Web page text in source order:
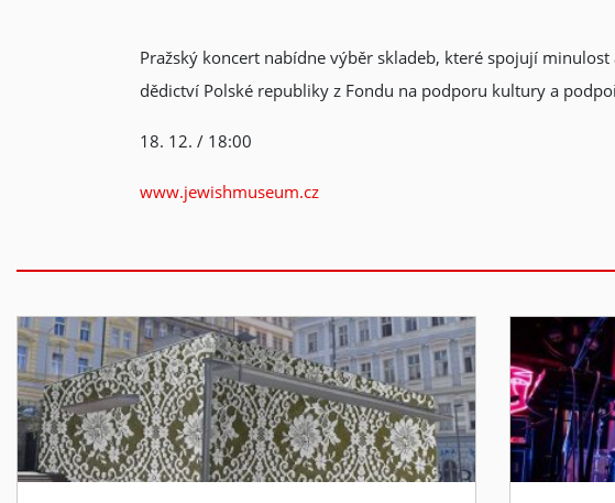
Pražský koncert nabídne výběr skladeb, které spojují
dědictví Polské republiky z Fondu na podporu kultury a
18. 12. / 18:00
www.jewishmuseum.cz